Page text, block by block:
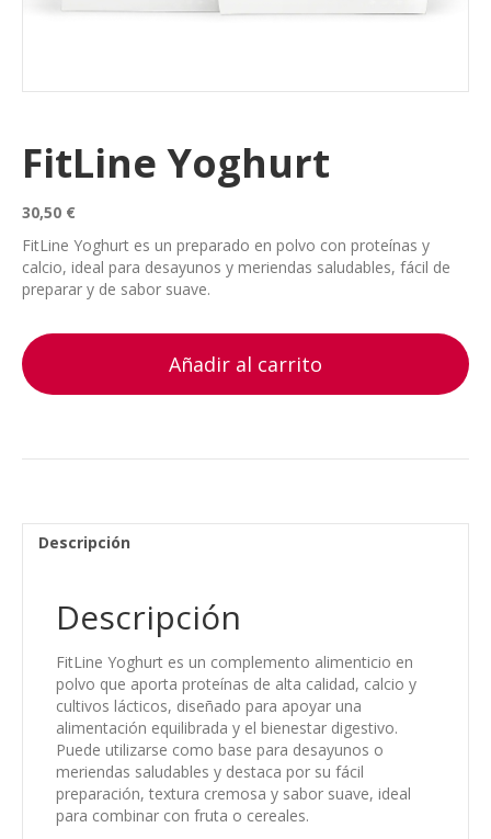
FitLine Yoghurt
30,50 €
FitLine Yoghurt es un preparado en polvo con proteínas y
calcio, ideal para desayunos y meriendas saludables, fácil de
preparar y de sabor suave.
Añadir al carrito
Descripción
Descripción
FitLine Yoghurt es un complemento alimenticio en
polvo que aporta proteínas de alta calidad, calcio y
cultivos lácticos, diseñado para apoyar una
alimentación equilibrada y el bienestar digestivo.
Puede utilizarse como base para desayunos o
meriendas saludables y destaca por su fácil
preparación, textura cremosa y sabor suave, ideal
para combinar con fruta o cereales.